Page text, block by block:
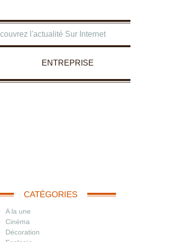
l'actualité Sur Internet
ENTREPRISE
CATÉGORIES
A la une
Cinéma
Décoration